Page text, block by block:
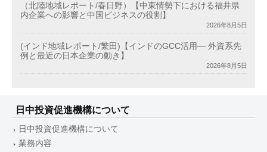
（北陸地域レポート/春日野）【中東情勢下における福井県
内企業への影響と中国ビジネスの役割】
2026年8月5日
(インド地域レポート/繁田)【インドのGCC活用― 外資系先
例と最近の日本企業の動き】
2026年8月5日
日中投資促進機構について
日中投資促進機構について
業務内容